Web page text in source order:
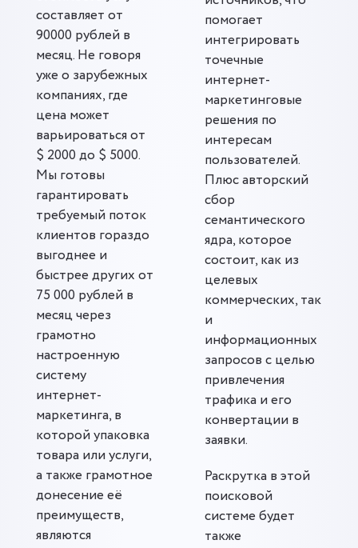
составляет от
90000 рублей в
месяц. Не говоря
уже о зарубежных
компаниях, где
цена может
варьироваться от
$ 2000 до $ 5000.
Мы готовы
гарантировать
требуемый поток
клиентов гораздо
выгоднее и
быстрее других от
75 000 рублей в
месяц через
грамотно
настроенную
систему
интернет-
маркетинга, в
которой упаковка
товара или услуги,
а также грамотное
донесение её
преимуществ,
являются
помогает
интегрировать
точечные
интернет-
маркетинговые
решения по
интересам
пользователей.
Плюс авторский
сбор
семантического
ядра, которое
состоит, как из
целевых
коммерческих, так
и
информационных
запросов с целью
привлечения
трафика и его
конвертации в
заявки.
Раскрутка в этой
поисковой
системе будет
также